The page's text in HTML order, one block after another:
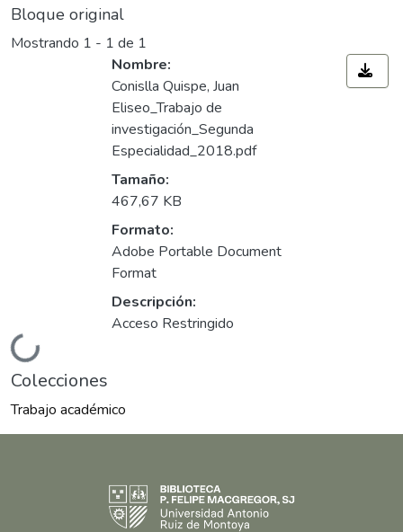
Bloque original
Mostrando 1 - 1 de 1
Cargando...
Nombre:
Conislla Quispe, Juan
Eliseo_Trabajo de
investigación_Segunda
Especialidad_2018.pdf
Tamaño:
467,67 KB
Formato:
Adobe Portable Document
Format
Descripción:
Acceso Restringido
Colecciones
Trabajo académico